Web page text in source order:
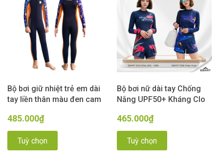
Bộ bơi giữ nhiệt trẻ em dài
tay liền thân màu đen cam
485.000₫
Tuỳ chọn
Bộ bơi nữ dài tay Chống
Nắng UPF50+ Kháng Clo
SBART
465.000₫
Tuỳ chọn